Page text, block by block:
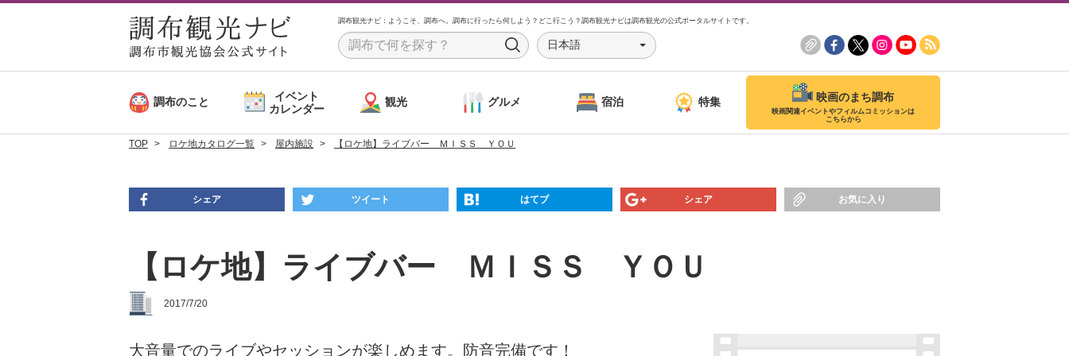
調布観光ナビ：ようこそ、調布へ。調布に行ったら何しよう？どこ行こう？調布観光ナビは調布観光の公式ポータルサイトです。
S
c
日本語
調布のこと
イベント
カレンダー
観光 グルメ 宿泊 特集 映画のまち調布
映画関連イベントやフィルムコミッションは
こちらから
TOP ロケ地カタログ一覧 屋内施設 【ロケ地】ライブバー ＭＩＳＳ ＹＯＵ
シェア ツイート はてブ シェア お気に入り
【ロケ地】ライブバー ＭＩＳＳ ＹＯＵ
2017/7/20
大音量でのライブやセッションが楽しめます。防音完備です！